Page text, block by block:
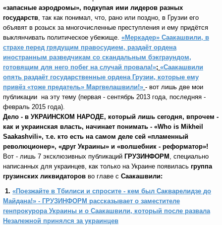
«запасные аэродромы», подкупая ими лидеров разных
государств, так как понимал, что, рано или поздно, в Грузии его
объявят в розыск за многочисленные преступления и ему придётся
выклянчивать политическое убежище. «Меркадер» Саакашвили, в
страхе перед грядущим правосудием, раздаёт ордена
иностранным разведчикам со скандальным бэкграундом,
готовящим для него побег на случай провала!»; «Саакашвили
опять раздаёт государственные ордена Грузии, которые ему
привёз «тоже предатель» Маргвелашвили!» - вот лишь две мои
публикации на эту тему (первая - сентябрь 2013 года, последняя -
февраль 2015 года).
Дело - в УКРАИНСКОМ НАРОДЕ, который лишь сегодня, впрочем -
как и украинская власть, начинает понимать - «Who is Mikheil
Saakashvili», т.е. кто есть на самом деле сей «пламенный
революционер», «друг Украины» и «волшебник - реформатор»!
Вот - лишь 7 эксклюзивных публикаций ГРУЗИНФОРМ , специально
написанных для украинцев, как только на Украине появилась группа
грузинских ликвидаторов во главе с Саакашвили:
1. «Поезжайте в Тбилиси и спросите - кем был Сакварелидзе до
Майдана!» - ГРУЗИНФОРМ рассказывает о заместителе
генпрокурора Украины и о Саакашвили, который после развала
Незалежной принялся за украинцев